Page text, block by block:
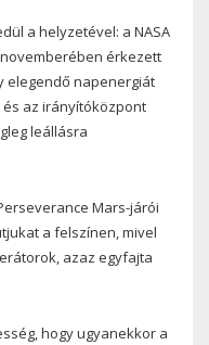
a helyzetével: a NASA
érkezett
elegendő napenergiát
az irányítóközpont
leállásra
Mars-járói
a felszínen, mivel
azaz egyfajta
hogy ugyanekkor a